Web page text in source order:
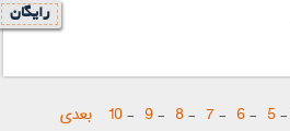
رایگان
-
5
-
6
-
7
-
8
-
9
-
10 بعدی